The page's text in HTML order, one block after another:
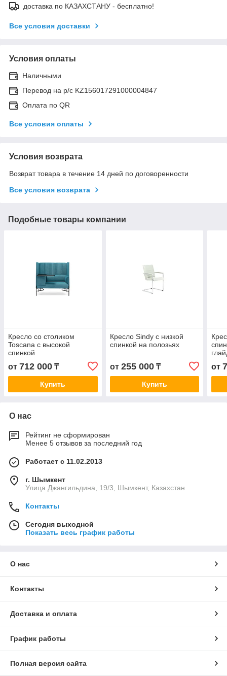
доставка по КАЗАХСТАНУ - бесплатно!
Все условия доставки
Условия оплаты
Наличными
Перевод на р/с KZ156017291000004847
Оплата по QR
Все условия оплаты
Условия возврата
Возврат товара в течение 14 дней по договоренности
Все условия возврата
Подобные товары компании
Кресло со столиком
Toscana с высокой
спинкой
от 712 000 ₸
Купить
Кресло Sindy с низкой
спинкой на полозьях
от 255 000₸
Купить
от
О нас
Рейтинг не сформирован
Менее 5 отзывов за последний год
Работает с 11.02.2013
г. Шымкент
Улица Джангильдина, 19/3, Шымкент, Казахстан
Контакты
Сегодня выходной
Показать весь график работы
О нас
Контакты
Доставка и оплата
График работы
Полная версия сайта